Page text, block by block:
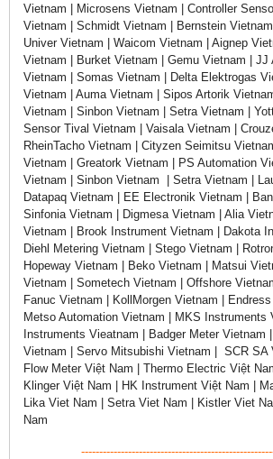
Vietnam | Microsens Vietnam | Controller
Vietnam | Schmidt Vietnam | Bernstein Vietnam
Univer Vietnam | Waicom Vietnam | Aignep
Vietnam | Burket Vietnam | Gemu Vietnam | JJ
Vietnam | Somas Vietnam | Delta Elektrogas
Vietnam | Auma Vietnam | Sipos Artorik
Vietnam | Sinbon Vietnam | Setra Vietnam |
Sensor Tival Vietnam | Vaisala Vietnam |
RheinTacho Vietnam | Cityzen Seimitsu
Vietnam | Greatork Vietnam | PS Automation
Vietnam | Sinbon Vietnam | Setra Vietnam |
Datapaq Vietnam | EE Electronik Vietnam |
Sinfonia Vietnam | Digmesa Vietnam | Alia
Vietnam | Brook Instrument Vietnam | Dakota
Diehl Metering Vietnam | Stego Vietnam |
Hopeway Vietnam | Beko Vietnam | Matsui
Vietnam | Sometech Vietnam | Offshore
Fanuc Vietnam | KollMorgen Vietnam | Endress
Metso Automation Vietnam | MKS Instruments
Instruments Vieatnam | Badger Meter Vietnam
Vietnam | Servo Mitsubishi Vietnam | SCR SA
Flow Meter Việt Nam | Thermo Electric Việt
Klinger Việt Nam | HK Instrument Việt Nam |
Lika Viet Nam | Setra Viet Nam | Kistler Viet
Nam